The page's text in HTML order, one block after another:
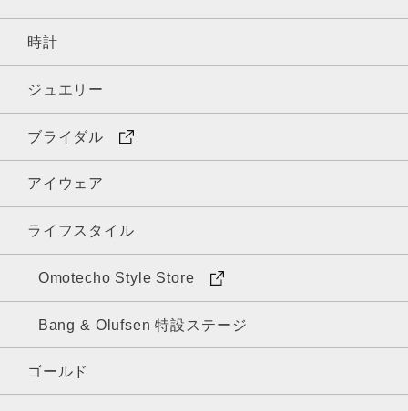
時計
ジュエリー
ブライダル
アイウェア
ライフスタイル
Omotecho Style Store
Bang & Olufsen 特設ステージ
ゴールド